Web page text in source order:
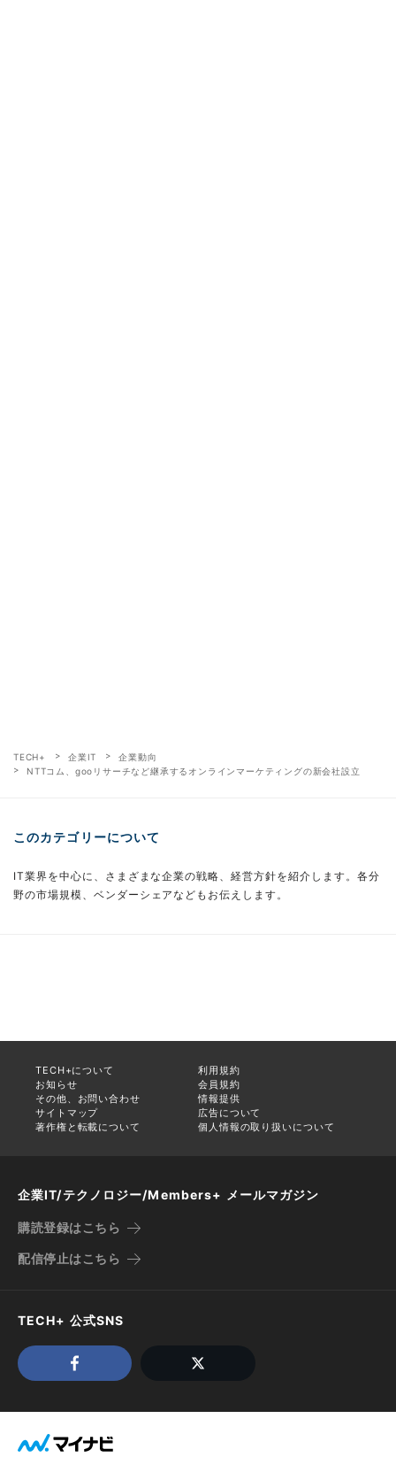
TECH+ 企業IT
企業動向
NTTコム、gooリサーチなど継承するオンラインマーケティングの新会社設立
このカテゴリーについて
IT業界を中心に、さまざまな企業の戦略、経営方針を紹介します。各分
野の市場規模、ベンダーシェアなどもお伝えします。
TECH+について
利用規約
お知らせ
会員規約
その他、お問い合わせ
情報提供
サイトマップ
広告について
著作権と転載について
個人情報の取り扱いについて
企業IT/テクノロジー/Members+ メールマガジン
購読登録はこちら
配信停止はこちら
TECH+ 公式SNS